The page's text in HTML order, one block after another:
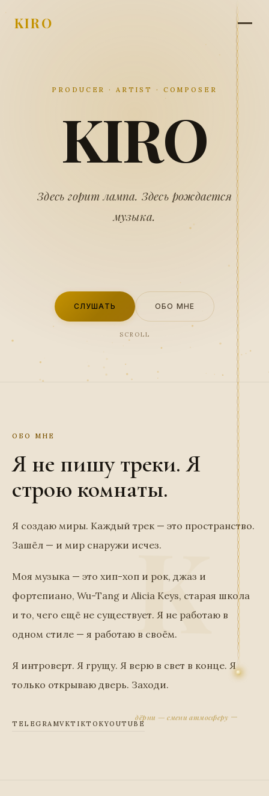
KIRO
дёрни — смени атмосферу
PRODUCER · ARTIST · COMPOSER
KIRO
Здесь горит лампа. Здесь рождается
музыка.
СЛУШАТЬ ОБО МНЕ
SCROLL
ОБО МНЕ
Я не пишу треки. Я
строю комнаты.
Я создаю миры. Каждый трек — это пространство.
Зашёл — и мир снаружи исчез.
Моя музыка — это хип-хоп и рок, джаз и
фортепиано, Wu-Tang и Alicia Keys, старая школа
и то, чего ещё не существует. Я не работаю в
одном стиле — я работаю в своём.
Я интроверт. Я грущу. Я верю в свет в конце. Я
только открываю дверь. Заходи.
TELEGRAMVKTIKTOKYOUTUBE